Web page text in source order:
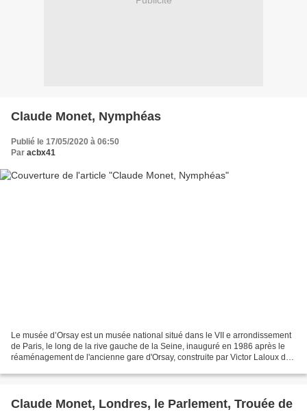
Claude Monet, Nymphéas
Publié le 17/05/2020 à 06:50
Par acbx41
Le musée d’Orsay est un musée national situé dans le VII e arrondissement
de Paris, le long de la rive gauche de la Seine, inauguré en 1986 après le
réaménagement de l'ancienne gare d'Orsay, construite par Victor Laloux de
Claude Monet, Londres, le Parlement, Trouée de